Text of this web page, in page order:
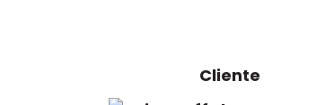
Cliente